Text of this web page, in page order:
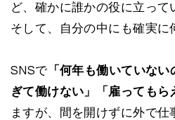
ど、確かに誰かの役に立って
そして、自分の中にも確実に
SNSで「何年も働いていない
ぎて働けない」「雇ってもら
ますが、間を開けずに外で